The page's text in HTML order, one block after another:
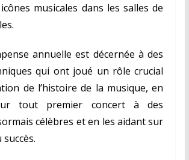
musicales dans les salles de
annuelle est décernée à des
qui ont joué un rôle crucial
de l’histoire de la musique, en
tout premier concert à des
célèbres et en les aidant sur